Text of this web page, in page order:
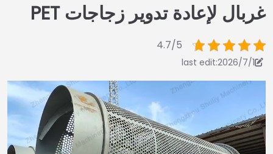
غربال لإعادة تدوير زجاجات PET
4.7/5
last edit:2026/7/1